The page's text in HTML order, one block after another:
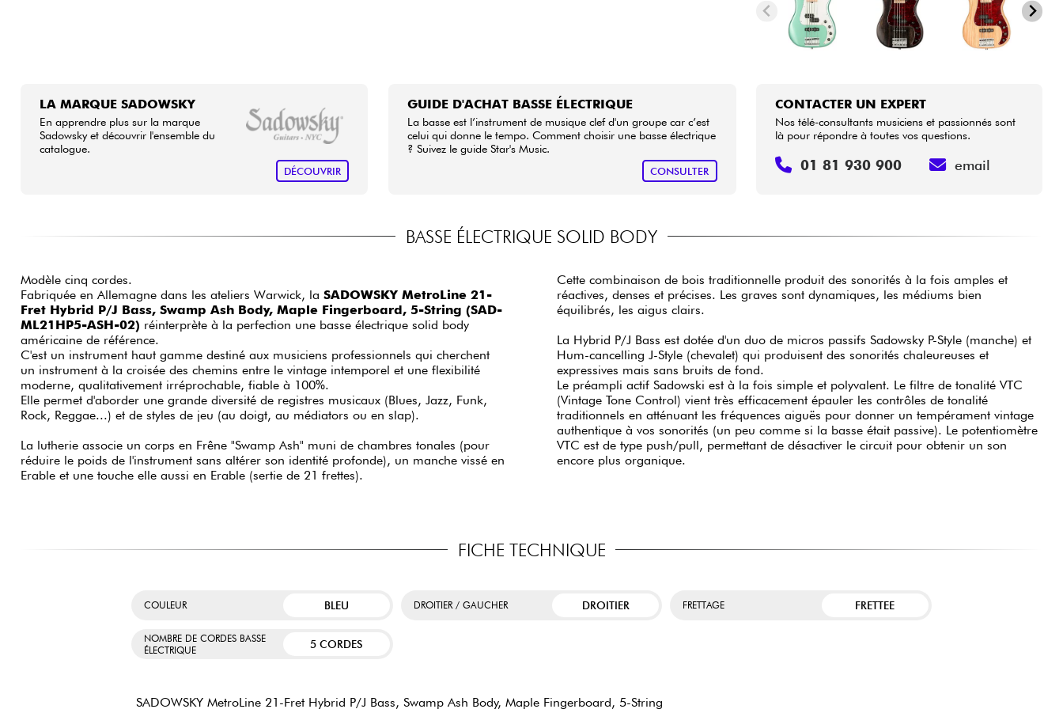
LA MARQUE SADOWSKY
En apprendre plus sur la marque
Sadowsky et découvrir l'ensemble du
catalogue.
DÉCOUVRIR
GUIDE D'ACHAT BASSE ÉLECTRIQUE
La basse est l’instrument de musique clef d'un groupe car c’est
celui qui donne le tempo. Comment choisir une basse électrique
? Suivez le guide Star's Music.
CONSULTER
CONTACTER UN EXPERT
Nos télé-consultants musiciens et passionnés sont
là pour répondre à toutes vos questions.
01 81 930 900 email
BASSE ÉLECTRIQUE SOLID BODY
Modèle cinq cordes.
Fabriquée en Allemagne dans les ateliers Warwick, la SADOWSKY MetroLine 21-
Fret Hybrid P/J Bass, Swamp Ash Body, Maple Fingerboard, 5-String (SAD-
ML21HP5-ASH-02) réinterprète à la perfection une basse électrique solid body
américaine de référence.
C'est un instrument haut gamme destiné aux musiciens professionnels qui cherchent
un instrument à la croisée des chemins entre le vintage intemporel et une flexibilité
moderne, qualitativement irréprochable, fiable à 100%.
Elle permet d'aborder une grande diversité de registres musicaux (Blues, Jazz, Funk,
Rock, Reggae...) et de styles de jeu (au doigt, au médiators ou en slap).
La lutherie associe un corps en Frêne "Swamp Ash" muni de chambres tonales (pour
réduire le poids de l'instrument sans altérer son identité profonde), un manche vissé en
Erable et une touche elle aussi en Erable (sertie de 21 frettes).
Cette combinaison de bois traditionnelle produit des sonorités à la fois amples et
réactives, denses et précises. Les graves sont dynamiques, les médiums bien
équilibrés, les aigus clairs.
La Hybrid P/J Bass est dotée d'un duo de micros passifs Sadowsky P-Style (manche) et
Hum-cancelling J-Style (chevalet) qui produisent des sonorités chaleureuses et
expressives mais sans bruits de fond.
Le préampli actif Sadowski est à la fois simple et polyvalent. Le filtre de tonalité VTC
(Vintage Tone Control) vient très efficacement épauler les contrôles de tonalité
traditionnels en atténuant les fréquences aiguës pour donner un tempérament vintage
authentique à vos sonorités (un peu comme si la basse était passive). Le potentiomètre
VTC est de type push/pull, permettant de désactiver le circuit pour obtenir un son
encore plus organique.
FICHE TECHNIQUE
COULEUR BLEU DROITIER / GAUCHER DROITIER FRETTAGE FRETTEE
NOMBRE DE CORDES BASSE
ÉLECTRIQUE
5 CORDES
SADOWSKY MetroLine 21-Fret Hybrid P/J Bass, Swamp Ash Body, Maple Fingerboard, 5-String